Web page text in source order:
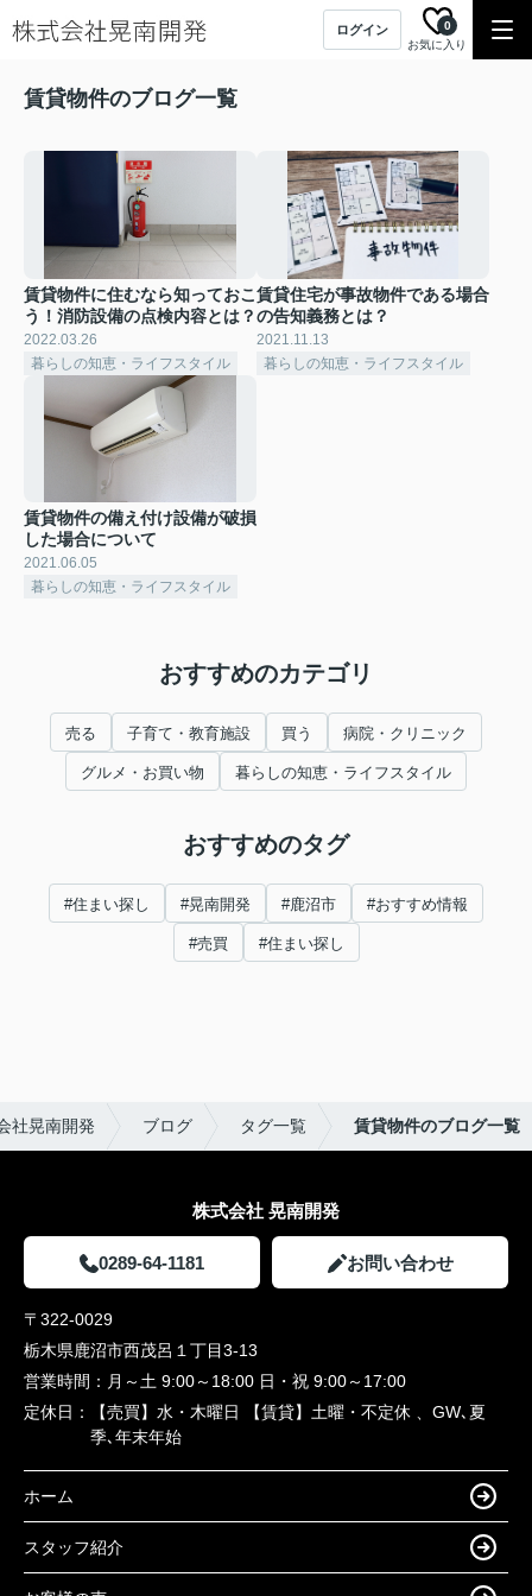
ログイン
お気に入り
0
賃貸物件のブログ一覧
賃貸物件に住むなら知っておこ
う！消防設備の点検内容とは？
2022.03.26
暮らしの知恵・ライフスタイル
賃貸住宅が事故物件である場合
の告知義務とは？
2021.11.13
暮らしの知恵・ライフスタイル
賃貸物件の備え付け設備が破損
した場合について
2021.06.05
暮らしの知恵・ライフスタイル
おすすめのカテゴリ
売る 子育て・教育施設 買う 病院・クリニック
グルメ・お買い物 暮らしの知恵・ライフスタイル
おすすめのタグ
#住まい探し #晃南開発 #鹿沼市 #おすすめ情報
#売買 #住まい探し
社晃南開発 ブログ タグ一覧 賃貸物件のブログ一覧
株式会社 晃南開発
0289-64-1181 お問い合わせ
〒322-0029
栃木県鹿沼市西茂呂１丁目3-13
営業時間： 月～土 9:00～18:00 日・祝 9:00～17:00
定休日：
【売買】水・木曜日 【賃貸】土曜・不定休 、GW､夏
季､年末年始
ホーム
スタッフ紹介